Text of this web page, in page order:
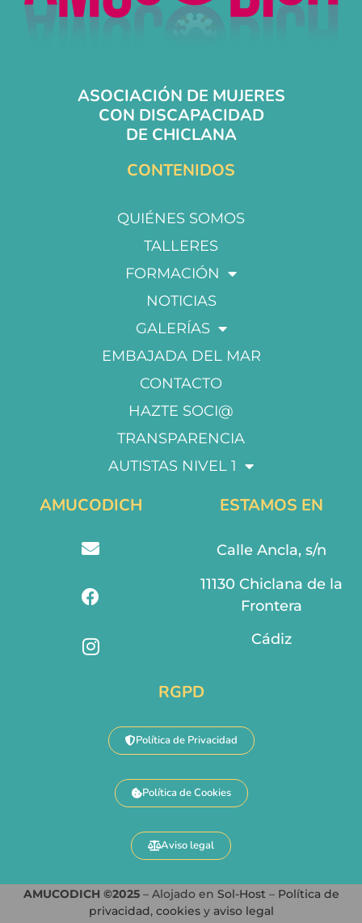
ASOCIACIÓN DE MUJERES
CON DISCAPACIDAD
DE CHICLANA
CONTENIDOS
QUIÉNES SOMOS
TALLERES
FORMACIÓN
NOTICIAS
GALERÍAS
EMBAJADA DEL MAR
CONTACTO
HAZTE SOCI@
TRANSPARENCIA
AUTISTAS NIVEL 1
AMUCODICH ESTAMOS EN
Calle Ancla, s/n
11130 Chiclana de la
Frontera
Cádiz
RGPD
Política de Privacidad
Política de Cookies
Aviso legal
AMUCODICH ©2025– Alojado en Sol-Host – Política de
privacidad, cookiesy aviso legal